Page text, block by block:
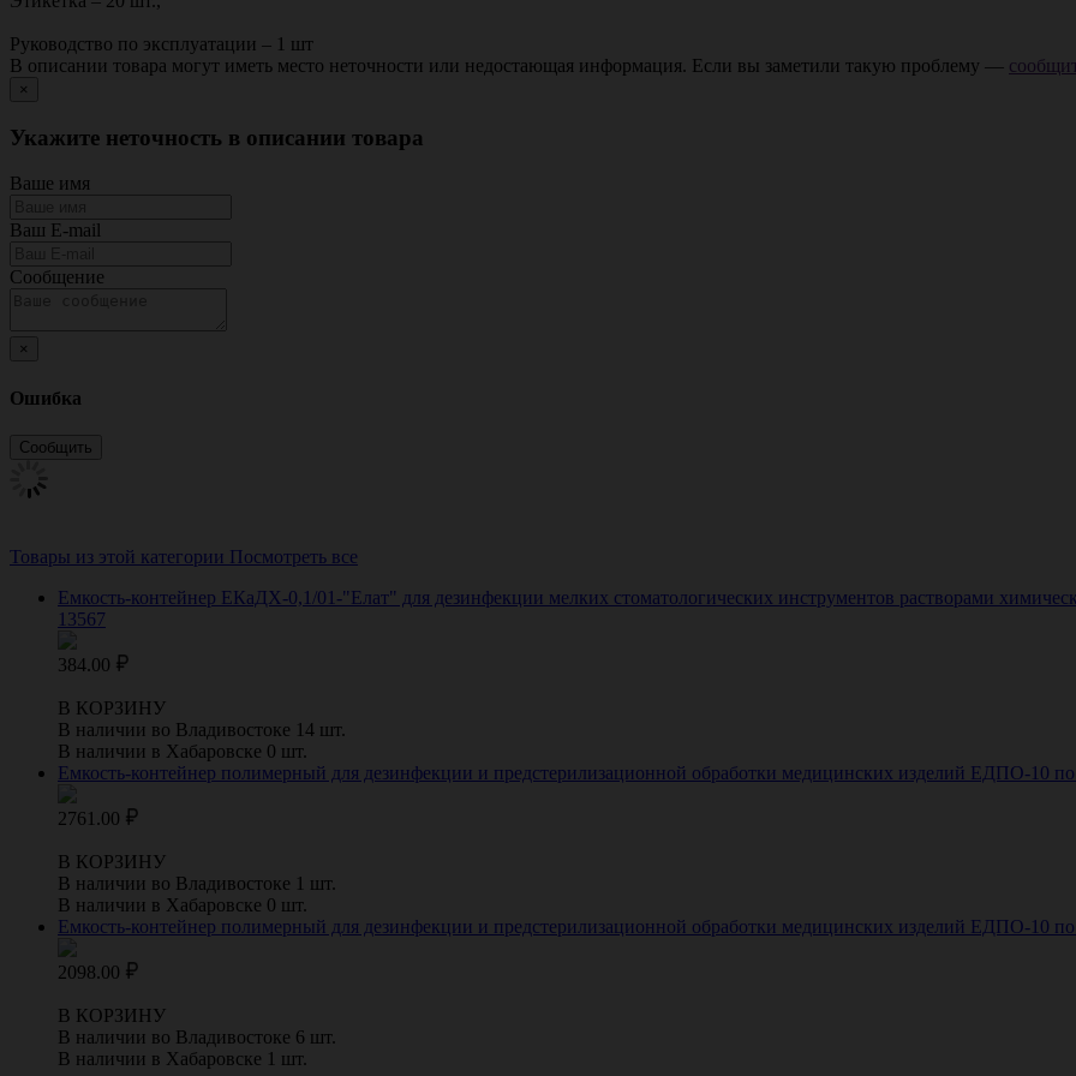
Руководство по эксплуатации – 1 шт
В описании товара могут иметь место неточности или недостающая информация. Если вы заметили такую проблему —
×
Укажите неточность в описании товара
Ваше имя
Ваш E-mail
Сообщение
×
Ошибка
Товары из этой категории Посмотреть все
Емкость-контейнер ЕКаДХ-0,1/01-"Елат" для дезинфекции мелких стоматологических инструментов растворами
13567
384.00
В КОРЗИНУ
В наличии во Владивостоке 14 шт.
В наличии в Хабаровске 0 шт.
Емкость-контейнер полимерный для дезинфекции и предстерилизационной обработки медицинских изделий ЕДПО-10
2761.00
В КОРЗИНУ
В наличии во Владивостоке 1 шт.
В наличии в Хабаровске 0 шт.
Емкость-контейнер полимерный для дезинфекции и предстерилизационной обработки медицинских изделий ЕДПО-10
2098.00
В КОРЗИНУ
В наличии во Владивостоке 6 шт.
В наличии в Хабаровске 1 шт.